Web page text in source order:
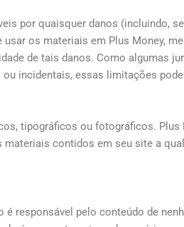
​​por quaisquer danos (incluindo,
os materiais em Plus Money,
de tais danos. Como algumas
incidentais, essas limitações
tipográficos ou fotográficos.
contidos em seu site a
responsável pelo conteúdo de